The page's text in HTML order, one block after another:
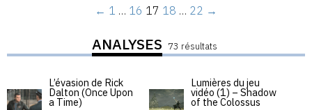
← 1 … 16 17 18 … 22 →
ANALYSES 73 résultats
L’évasion de Rick
Dalton (Once Upon
a Time)
Lumières du jeu
vidéo (1) – Shadow
of the Colossus